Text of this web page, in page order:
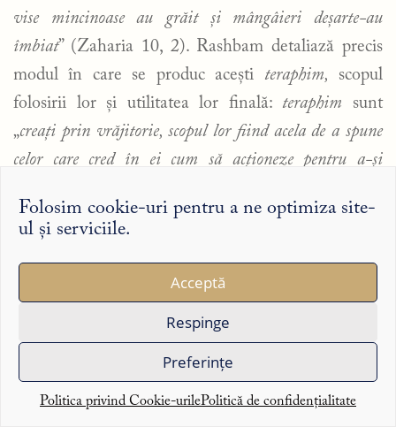
Folosim cookie-uri pentru a ne optimiza site-
ul și serviciile.
Acceptă
Respinge
Preferințe
Politica privind Cookie-urilePolitică de confidențialitate
vise mincinoase au grăit și mângâieri deșarte-au
îmbiat” (Zaharia 10, 2). Rashbam detaliază precis
modul în care se produc acești teraphim, scopul
folosirii lor și utilitatea lor finală: teraphim sunt
„creați prin vrăjitorie, scopul lor fiind acela de a spune
celor care cred în ei cum să acționeze pentru a-și
Astfel, prin filiera magică, ceea i se cere lui Aaron
este un substitut de ceva magic ce-i aparținea lui
Un obiect cu funcție de talisman sau de
amuletă pe care Moise îl va fi avut și care trebuia
înlocuit cît mai repede posibil – „un obiect fizic,
despre care se credea că are puterile magice necesare
pentru intervențiile miraculoase din natură pe care ei le